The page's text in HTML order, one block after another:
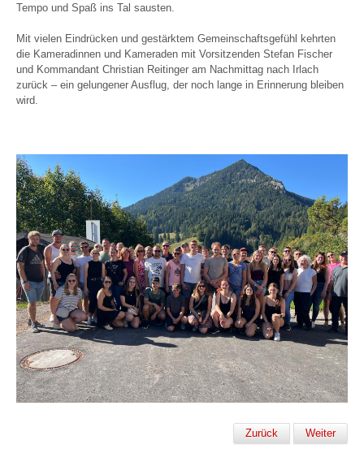
Tempo und Spaß ins Tal sausten.
Mit vielen Eindrücken und gestärktem Gemeinschaftsgefühl kehrten
die Kameradinnen und Kameraden mit Vorsitzenden Stefan Fischer
und Kommandant Christian Reitinger am Nachmittag nach Irlach
zurück – ein gelungener Ausflug, der noch lange in Erinnerung bleiben
wird.
Zurück Weiter